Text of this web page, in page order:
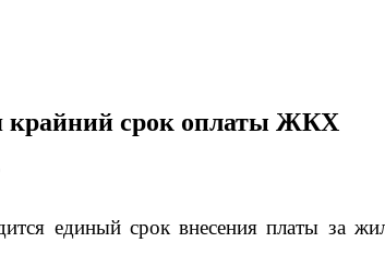
крайний срок оплаты ЖКХ
единый срок внесения платы за